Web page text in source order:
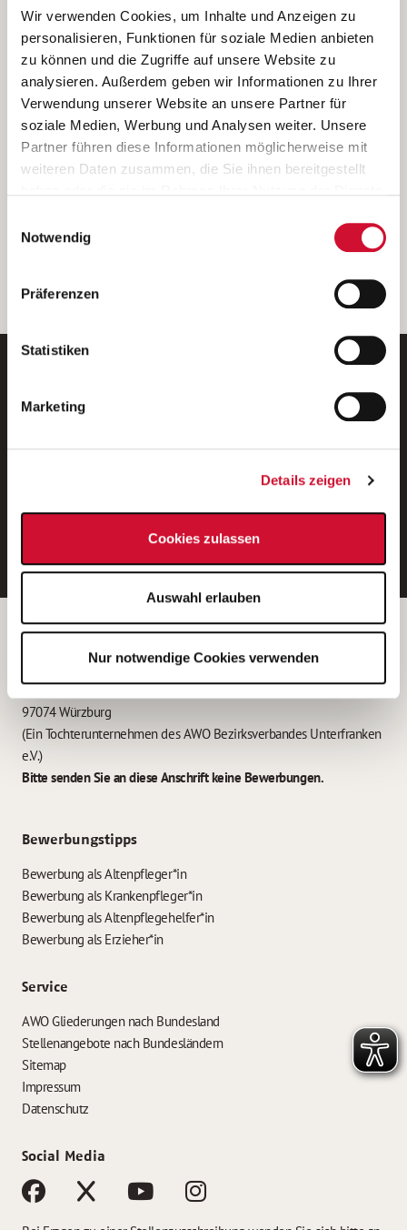
Wir verwenden Cookies, um Inhalte und Anzeigen zu
personalisieren, Funktionen für soziale Medien anbieten
zu können und die Zugriffe auf unsere Website zu
analysieren. Außerdem geben wir Informationen zu Ihrer
Verwendung unserer Website an unsere Partner für
soziale Medien, Werbung und Analysen weiter. Unsere
Partner führen diese Informationen möglicherweise mit
weiteren Daten zusammen, die Sie ihnen bereitgestellt
Wenn Sie auf „Cookies zulassen“ klicken, so stimmen
Sie der Speicherung sämtlicher Cookies zu. Sie können
Ihre Einwilligung selbstverständlich jederzeit widerrufen,
indem Sie die Cookie-Einstellungen aufrufen und diese
unserer
Notwendig
Präferenzen
Statistiken
Marketing
Details zeigen
Cookies zulassen
Auswahl erlauben
Nur notwendige Cookies verwenden
Ich bin damit einverstanden, dass meine personenbezogenen Daten
ausschließlich zum Zweck der Durchführung der Kontaktanfrage
verarbeitet, auf IT- Systemen der Garitz Bewirtschaftungsbetriebe
GmbH, Heinrich-von-Kleist-Straße 2, 97688 Bad Kissingen
(Betreiber) gespeichert und an die für das Stellenangebot
verantwortliche Stelle zur Kontaktaufnahme weitergegeben
werden.
Diese Einwilligungserklärung kann ich jederzeit gegenüber dem
Weitere Details können Sie der
entnehmen.
E-Mail-Adresse eintragen
Betreiber der Webseite
Garitz Bewirtschaftungsbetriebe GmbH
Kantstraße 45a
97074 Würzburg
(Ein Tochterunternehmen des AWO Bezirksverbandes Unterfranken
e.V.)
Bitte senden Sie an diese Anschrift keine Bewerbungen.
Bewerbungstipps
Bewerbung als Altenpfleger*in
Bewerbung als Krankenpfleger*in
Bewerbung als Altenpflegehelfer*in
Bewerbung als Erzieher*in
Service
AWO Gliederungen nach Bundesland
Stellenangebote nach Bundesländern
Sitemap
Impressum
Datenschutz
Social Media